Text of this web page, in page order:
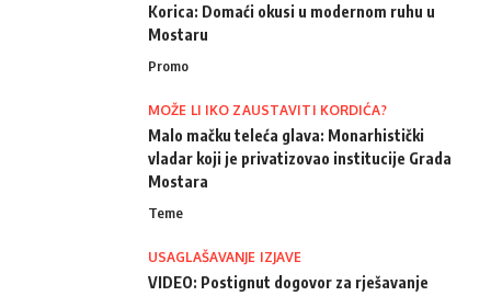
Korica: Domaći okusi u modernom ruhu u
Mostaru
Promo
MOŽE LI IKO ZAUSTAVITI KORDIĆA?
Malo mačku teleća glava: Monarhistički
vladar koji je privatizovao institucije Grada
Mostara
Teme
USAGLAŠAVANJE IZJAVE
VIDEO: Postignut dogovor za rješavanje